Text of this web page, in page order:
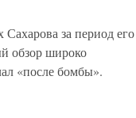
за период его
обзор широко
«после бомбы».